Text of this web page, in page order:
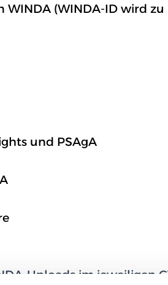
(WINDA-ID wird
und PSAgA
Uploads im jeweiligen